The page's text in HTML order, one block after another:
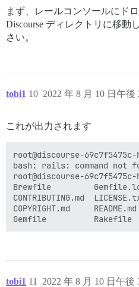
まず、レールコンソールにド
Discourse ディレクトリに移動
さい。
tobi1 2022 年 8 月 10 日午後
10
これが出力されます
root@discourse-
bash: rails: command not
root@discourse-
Brewfile
CONTRIBUTING.md
COPYRIGHT.md
tobi1 2022 年 8 月 10 日午後
11